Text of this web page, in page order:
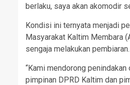
berlaku, saya akan akomodir
Kondisi ini ternyata menjadi
Masyarakat Kaltim Membara
sengaja melakukan pembiaran.
“Kami mendorong
pimpinan DPRD Kaltim dan